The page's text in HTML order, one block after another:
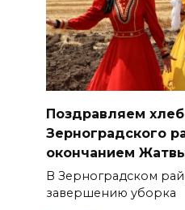
Поздравляем
Зерноградского
окончанием
В Зерноградском
завершению уборка